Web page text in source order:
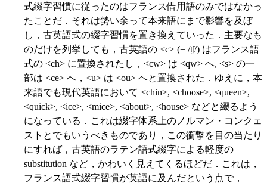
式綴字習慣に従ったのはフランス借用語のみではなかっ
たことだ．それは勢い余って本来語にまで影響を及ぼ
し，古英語式の綴字習慣を置き換えていった．主要なも
のだけを列挙しても，古英語の <c> (= /ʧ/) はフランス語
式の <ch> に置換されたし，<cw> は <qw> へ, <s> の一
部は <ce> へ，<u> は <ou> へと置換された．ゆえに，本
来語でも現代英語において <chin>, <choose>, <queen>,
<quick>, <ice>, <mice>, <about>, <house> などと綴るよう
になっている．これは綴字体系上のノルマン・コンクェ
ストとでもいうべきものであり，この衝撃を目の当たり
にすれば，古英語のラテン語式綴字による軽度の
substitution など，かわいく見えてくるほどだ．これは，
フランス語式綴字習慣が英語に及んだという点で，